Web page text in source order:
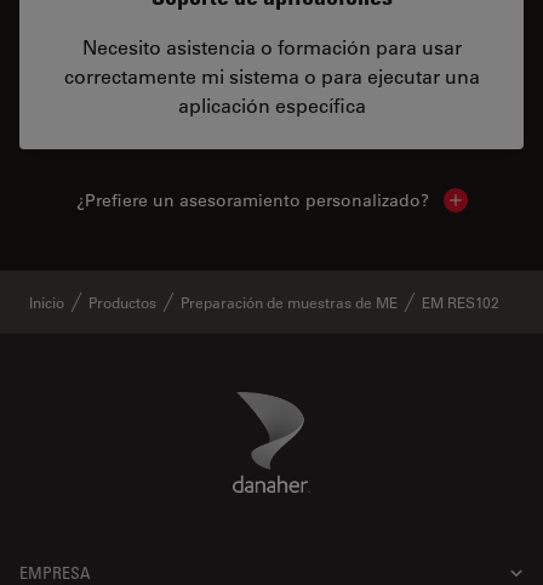
Necesito asistencia o formación para usar
correctamente mi sistema o para ejecutar una
aplicación específica
¿Prefiere un asesoramiento personalizado? Show local
Inicio Productos Preparación de muestras de ME EM RES102
Danaher Logo
EMPRESA